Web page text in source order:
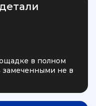
в полном
замеченными не в